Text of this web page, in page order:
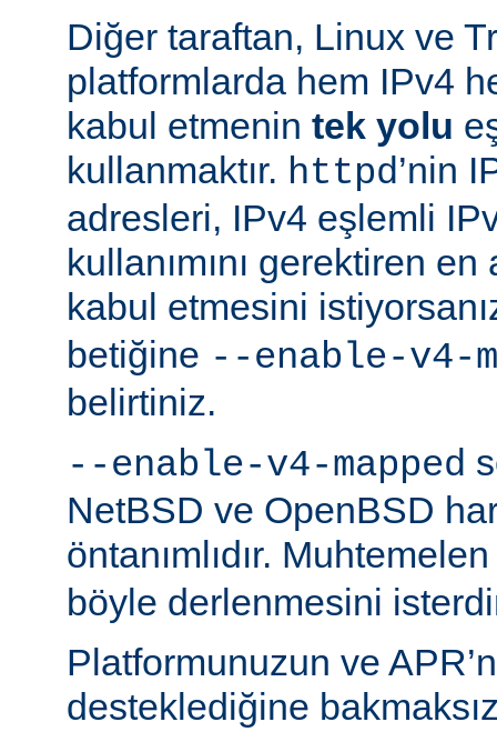
Diğer taraftan, Linux ve
platformlarda hem IPv4
kabul etmenin tek yolu
kullanmaktır. httpd’nin
adresleri, IPv4 eşlemli
kullanımını gerektiren
kabul etmesini
betiğine --enable-v4-
belirtiniz.
--enable-v4-mapped
NetBSD ve OpenBSD
öntanımlıdır.
böyle derlenmesini
Platformunuzun ve
desteklediğine